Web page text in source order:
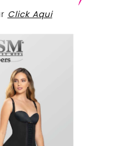
Click Aqui